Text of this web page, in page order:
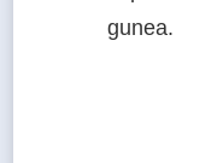
gunea.